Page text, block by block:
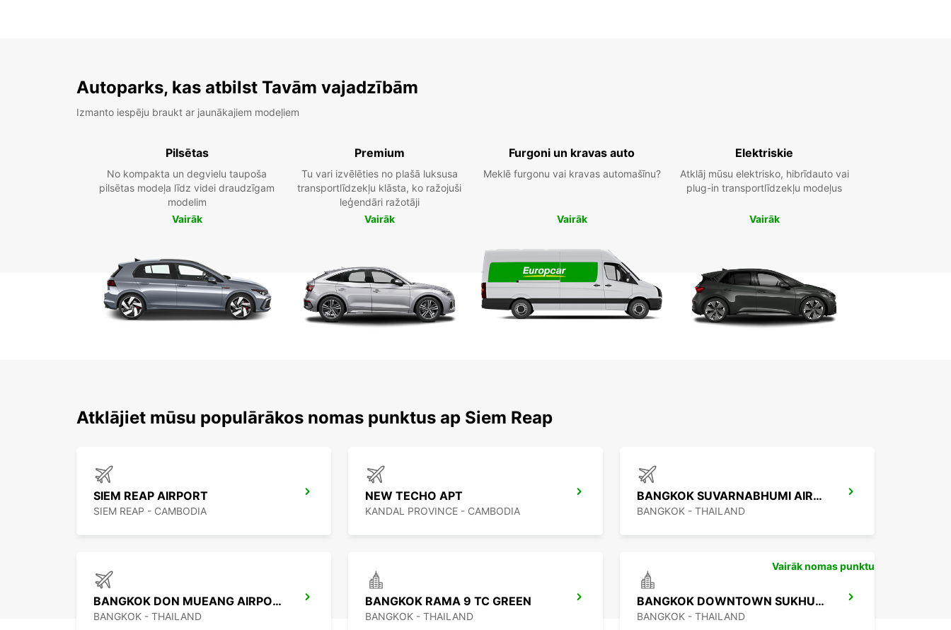
Autoparks, kas atbilst Tavām vajadzībām
Izmanto iespēju braukt ar jaunākajiem modeļiem
Pilsētas
No kompakta un degvielu taupoša
pilsētas modeļa līdz videi draudzīgam
modelim
Vairāk
Premium
Tu vari izvēlēties no plašā luksusa
transportlīdzekļu klāsta, ko ražojuši
leģendāri ražotāji
Vairāk
Furgoni un kravas auto
Meklē furgonu vai kravas automašīnu?
Vairāk
Elektriskie
Atklāj mūsu elektrisko, hibrīdauto vai
plug-in transportlīdzekļu modeļus
Vairāk
Atklājiet mūsu populārākos nomas punktus ap Siem Reap
SIEM REAP AIRPORT
SIEM REAP - CAMBODIA
NEW TECHO APT
KANDAL PROVINCE - CAMBODIA
BANGKOK SUVARNABHUMI AIRPORT
BANGKOK - THAILAND
BANGKOK DON MUEANG AIRPORT
BANGKOK - THAILAND
BANGKOK RAMA 9 TC GREEN
BANGKOK - THAILAND
BANGKOK DOWNTOWN SUKHUMVIT
BANGKOK - THAILAND
Vairāk nomas punktu